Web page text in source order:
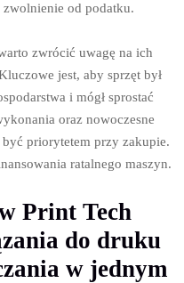
od podatku.
zwrócić uwagę na ich
jest, aby sprzęt był
i mógł sprostać
oraz nowoczesne
priorytetem przy zakupie.
ratalnego maszyn.
Print Tech
do druku
w jednym